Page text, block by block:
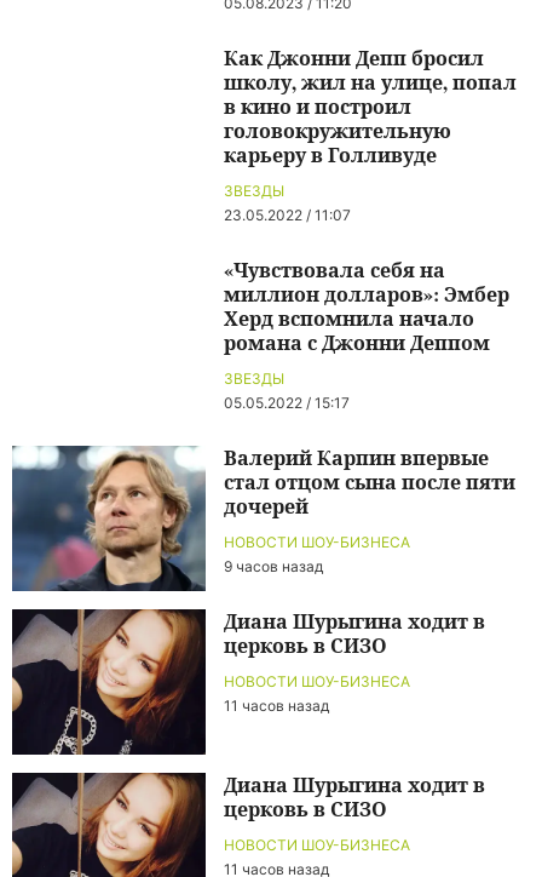
ЗВЕЗДЫ
23.05.2022 / 11:07
Как Джонни Депп бросил
школу, жил на улице, попал
в кино и построил
головокружительную
карьеру в Голливуде
ЗВЕЗДЫ
05.05.2022 / 15:17
«Чувствовала себя на
миллион долларов»: Эмбер
Херд вспомнила начало
романа с Джонни Деппом
НОВОСТИ ШОУ-БИЗНЕСА
9 часов назад
Валерий Карпин впервые
стал отцом сына после пяти
дочерей
НОВОСТИ ШОУ-БИЗНЕСА
11 часов назад
Диана Шурыгина ходит в
церковь в СИЗО
НОВОСТИ ШОУ-БИЗНЕСА
11 часов назад
Диана Шурыгина ходит в
церковь в СИЗО